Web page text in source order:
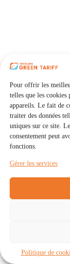
Pour offrir les
telles que les cookies
appareils. Le fait de
traiter des données
uniques sur ce site.
consentement peut
fonctions.
Gérer les services
Politique de